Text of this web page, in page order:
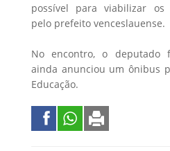
possível para viabilizar os
pelo prefeito venceslauense.
No encontro, o deputado
ainda anunciou um ônibus
Educação.